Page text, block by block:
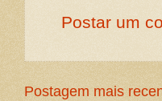
Postar um
Postagem mais